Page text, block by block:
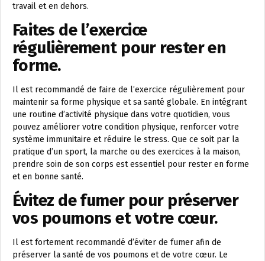
travail et en dehors.
Faites de l’exercice
régulièrement pour rester en
forme.
Il est recommandé de faire de l’exercice régulièrement pour
maintenir sa forme physique et sa santé globale. En intégrant
une routine d’activité physique dans votre quotidien, vous
pouvez améliorer votre condition physique, renforcer votre
système immunitaire et réduire le stress. Que ce soit par la
pratique d’un sport, la marche ou des exercices à la maison,
prendre soin de son corps est essentiel pour rester en forme
et en bonne santé.
Évitez de fumer pour préserver
vos poumons et votre cœur.
Il est fortement recommandé d’éviter de fumer afin de
préserver la santé de vos poumons et de votre cœur. Le